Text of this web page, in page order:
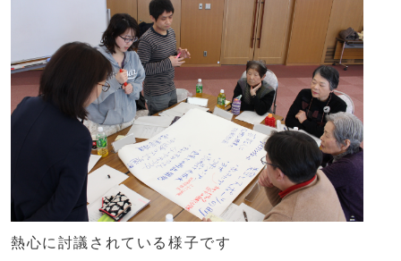
熱心に討議されている様子です